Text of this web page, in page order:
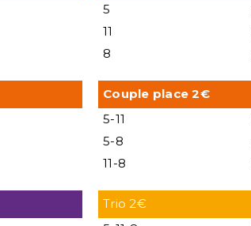
5
11
8
Couple place 2€
5-11
5-8
11-8
Trio 2€